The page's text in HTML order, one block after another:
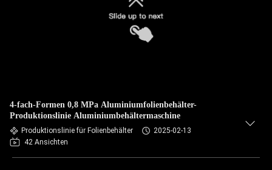
4-fach-Formen 0,8 MPa Aluminiumfolienbehälter-
Produktionslinie Aluminiumbehältermaschine
Produktionslinie für Folienbehälter
2025-02-13
42 Ansichten